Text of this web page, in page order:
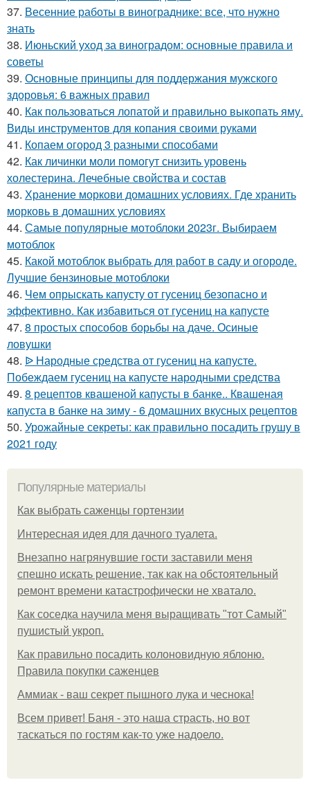
37. Весенние работы в винограднике: все, что нужно
знать
38. Июньский уход за виноградом: основные правила и
советы
39. Основные принципы для поддержания мужского
здоровья: 6 важных правил
40. Как пользоваться лопатой и правильно выкопать яму.
Виды инструментов для копания своими руками
41. Копаем огород 3 разными способами
42. Как личинки моли помогут снизить уровень
холестерина. Лечебные свойства и состав
43. Хранение моркови домашних условиях. Где хранить
морковь в домашних условиях
44. Самые популярные мотоблоки 2023г. Выбираем
мотоблок
45. Какой мотоблок выбрать для работ в саду и огороде.
Лучшие бензиновые мотоблоки
46. Чем опрыскать капусту от гусениц безопасно и
эффективно. Как избавиться от гусениц на капусте
47. 8 простых способов борьбы на даче. Осиные
ловушки
48. ᐉ Народные средства от гусениц на капусте.
Побеждаем гусениц на капусте народными средства
49. 8 рецептов квашеной капусты в банке.. Квашеная
капуста в банке на зиму - 6 домашних вкусных рецептов
50. Урожайные секреты: как правильно посадить грушу в
2021 году
Популярные материалы
Как выбрать саженцы гортензии
Интересная идея для дачного туалета.
Внезапно нагрянувшие гости заставили меня
спешно искать решение, так как на обстоятельный
ремонт времени катастрофически не хватало.
Как соседка научила меня выращивать "тот Самый"
пушистый укроп.
Как правильно посадить колоновидную яблоню.
Правила покупки саженцев
Аммиак - ваш секрет пышного лука и чеснока!
Всем привет! Баня - это наша страсть, но вот
таскаться по гостям как-то уже надоело.